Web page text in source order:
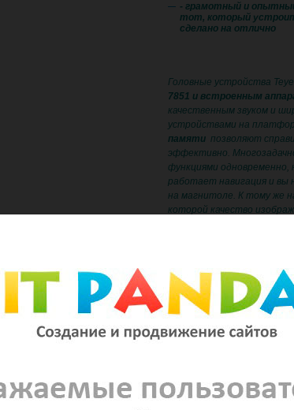
- грамотный и
тот, который устроит
сделано на отлично
Головные устройства
7851 и встроенным
качественным звуком и
устройствами на
памяти позволяют
эффективно.
функциями
работает навигация и вы
на магнитоле. К тому же
которой качество
по-минимому, угол
Возможности такого
пользоваться любыми
просматривая ТВ. Можете
фильмами. Сможете
его работы не посещая
навигационной
другое… В данном